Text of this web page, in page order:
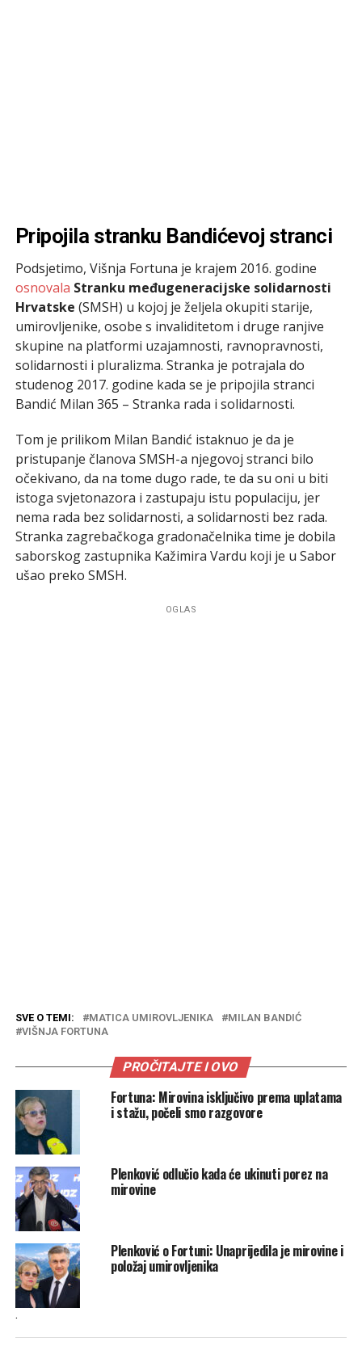
Pripojila stranku Bandićevoj stranci
Podsjetimo, Višnja Fortuna je krajem 2016. godine
osnovala Stranku međugeneracijske solidarnosti
Hrvatske (SMSH) u kojoj je željela okupiti starije,
umirovljenike, osobe s invaliditetom i druge ranjive
skupine na platformi uzajamnosti, ravnopravnosti,
solidarnosti i pluralizma. Stranka je potrajala do
studenog 2017. godine kada se je pripojila stranci
Bandić Milan 365 – Stranka rada i solidarnosti.
Tom je prilikom Milan Bandić istaknuo je da je
pristupanje članova SMSH-a njegovoj stranci bilo
očekivano, da na tome dugo rade, te da su oni u biti
istoga svjetonazora i zastupaju istu populaciju, jer
nema rada bez solidarnosti, a solidarnosti bez rada.
Stranka zagrebačkoga gradonačelnika time je dobila
saborskog zastupnika Kažimira Vardu koji je u Sabor
ušao preko SMSH.
OGLAS
SVE O TEMI: MATICA UMIROVLJENIKA
MILAN BANDIĆ
VIŠNJA FORTUNA
PROČITAJTE I OVO
Fortuna: Mirovina isključivo prema uplatama
i stažu, počeli smo razgovore
Plenković odlučio kada će ukinuti porez na
mirovine
Plenković o Fortuni: Unaprijedila je mirovine i
položaj umirovljenika
.